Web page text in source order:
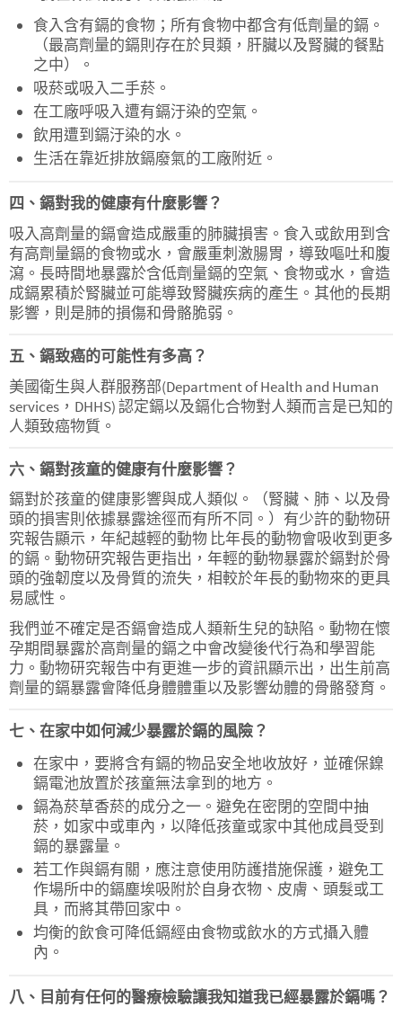
食入含有鎘的食物；所有食物中都含有低劑量的鎘。
（最高劑量的鎘則存在於貝類，肝臟以及腎臟的餐點
之中）。
吸菸或吸入二手菸。
在工廠呼吸入遭有鎘汙染的空氣。
飲用遭到鎘汙染的水。
生活在靠近排放鎘廢氣的工廠附近。
四、鎘對我的健康有什麼影響？
吸入高劑量的鎘會造成嚴重的肺臟損害。食入或飲用到含
有高劑量鎘的食物或水，會嚴重刺激腸胃，導致嘔吐和腹
瀉。長時間地暴露於含低劑量鎘的空氣、食物或水，會造
成鎘累積於腎臟並可能導致腎臟疾病的產生。其他的長期
影響，則是肺的損傷和骨骼脆弱。
五、鎘致癌的可能性有多高？
美國衛生與人群服務部(Department of Health and Human
services，DHHS) 認定鎘以及鎘化合物對人類而言是已知的
人類致癌物質。
六、鎘對孩童的健康有什麼影響？
鎘對於孩童的健康影響與成人類似。（腎臟、肺、以及骨
頭的損害則依據暴露途徑而有所不同。）有少許的動物研
究報告顯示，年紀越輕的動物 比年長的動物會吸收到更多
的鎘。動物研究報告更指出，年輕的動物暴露於鎘對於骨
頭的強韌度以及骨質的流失，相較於年長的動物來的更具
易感性。
我們並不確定是否鎘會造成人類新生兒的缺陷。動物在懷
孕期間暴露於高劑量的鎘之中會改變後代行為和學習能
力。動物研究報告中有更進一步的資訊顯示出，出生前高
劑量的鎘暴露會降低身體體重以及影響幼體的骨骼發育。
七、在家中如何減少暴露於鎘的風險？
在家中，要將含有鎘的物品安全地收放好，並確保鎳
鎘電池放置於孩童無法拿到的地方。
鎘為菸草香菸的成分之一。避免在密閉的空間中抽
菸，如家中或車內，以降低孩童或家中其他成員受到
鎘的暴露量。
若工作與鎘有關，應注意使用防護措施保護，避免工
作場所中的鎘塵埃吸附於自身衣物、皮膚、頭髮或工
具，而將其帶回家中。
均衡的飲食可降低鎘經由食物或飲水的方式攝入體
內。
八、目前有任何的醫療檢驗讓我知道我已經暴露於鎘嗎？